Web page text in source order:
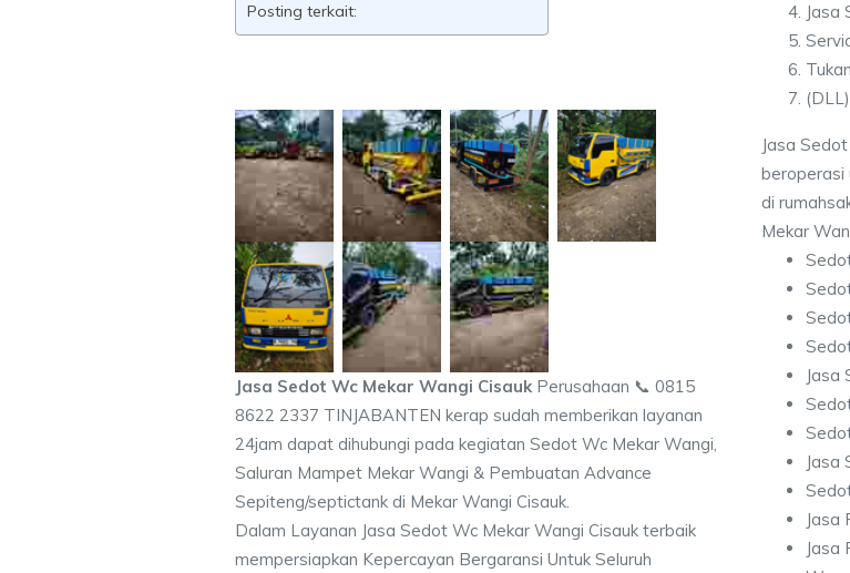
Posting terkait:
Jasa Sedot Wc Mekar Wangi Cisauk Perusahaan 📞 0815
8622 2337 TINJABANTEN kerap sudah memberikan layanan
24jam dapat dihubungi pada kegiatan Sedot Wc Mekar Wangi,
Saluran Mampet Mekar Wangi & Pembuatan Advance
Sepiteng/septictank di Mekar Wangi Cisauk.
Dalam Layanan Jasa Sedot Wc Mekar Wangi Cisauk terbaik
mempersiapkan Kepercayan Bergaransi Untuk Seluruh
Jasa
(DLL)
Jasa
beroperasi
di
Mekar
Jasa
Jasa
Jasa
Jasa